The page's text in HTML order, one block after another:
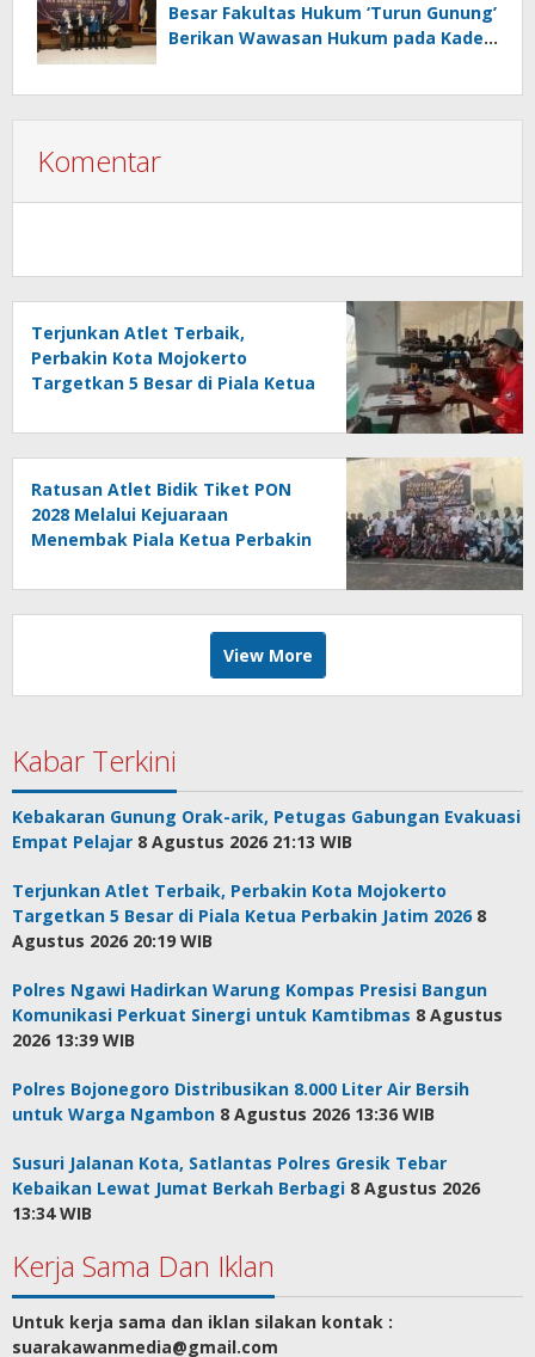
Besar Fakultas Hukum ‘Turun Gunung’
Berikan Wawasan Hukum pada Kades
Komentar
Terjunkan Atlet Terbaik,
Perbakin Kota Mojokerto
Targetkan 5 Besar di Piala Ketua
Ratusan Atlet Bidik Tiket PON
2028 Melalui Kejuaraan
Menembak Piala Ketua Perbakin
View More
Kabar Terkini
Kebakaran Gunung Orak-arik, Petugas Gabungan Evakuasi
Empat Pelajar 8 Agustus 2026 21:13 WIB
Terjunkan Atlet Terbaik, Perbakin Kota Mojokerto
Targetkan 5 Besar di Piala Ketua Perbakin Jatim 2026 8
Agustus 2026 20:19 WIB
Polres Ngawi Hadirkan Warung Kompas Presisi Bangun
Komunikasi Perkuat Sinergi untuk Kamtibmas 8 Agustus
2026 13:39 WIB
Polres Bojonegoro Distribusikan 8.000 Liter Air Bersih
untuk Warga Ngambon 8 Agustus 2026 13:36 WIB
Susuri Jalanan Kota, Satlantas Polres Gresik Tebar
Kebaikan Lewat Jumat Berkah Berbagi 8 Agustus 2026
13:34 WIB
Kerja Sama Dan Iklan
Untuk kerja sama dan iklan silakan kontak :
suarakawanmedia@gmail.com